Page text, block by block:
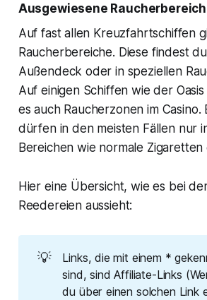
Ausgewiesene
Auf fast allen Kreuzfahrtschiffen
Raucherbereiche. Diese findest
Außendeck oder in speziellen
Auf einigen Schiffen wie der
es auch Raucherzonen im Casino.
dürfen in den meisten Fällen nur
Bereichen wie normale
Hier eine Übersicht, wie es bei
Reedereien aussieht:
💡
Links, die mit einem *
sind, sind Affiliate-Links
du über einen solchen Link